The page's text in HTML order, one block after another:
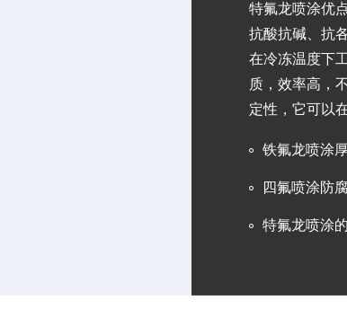
特氟龙喷涂优
抗酸抗碱、抗
在冷冻温度下
质，效率高，
定性，它可以
铁氟龙喷涂
四氟喷涂防
特氟龙喷涂